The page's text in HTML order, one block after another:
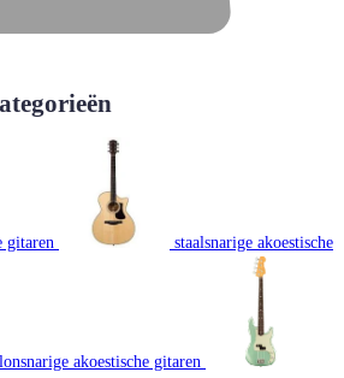
gitaren staalsnarige akoestische
akoestische gitaren